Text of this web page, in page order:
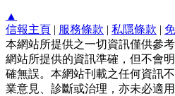
▲
信報主頁 | 服務條款 | 私隱條款 |
本網站所提供之一切資訊僅供參
網站所提供的資訊準確，但不會
確無誤。本網站刊載之任何資訊
業意見、診斷或治理，亦未必適